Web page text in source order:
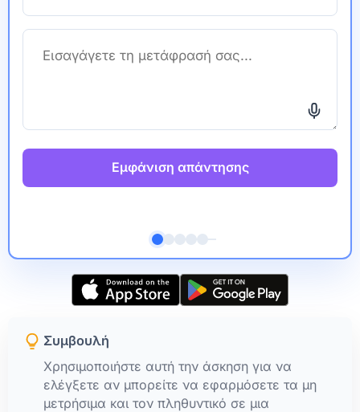
Εμφάνιση απάντησης
Συμβουλή
Χρησιμοποιήστε αυτή την άσκηση για να
ελέγξετε αν μπορείτε να εφαρμόσετε τα μη
μετρήσιμα και τον πληθυντικό σε μια